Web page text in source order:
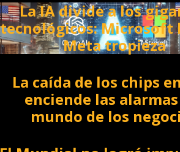
La IA divide a los
tecnológicos: Microsoft
Meta tropieza
La caída de los chips
enciende las
mundo de los